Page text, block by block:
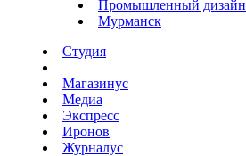
Промышленный дизайн
Мурманск
Студия
Магазинус
Медиа
Экспресс
Иронов
Журналус